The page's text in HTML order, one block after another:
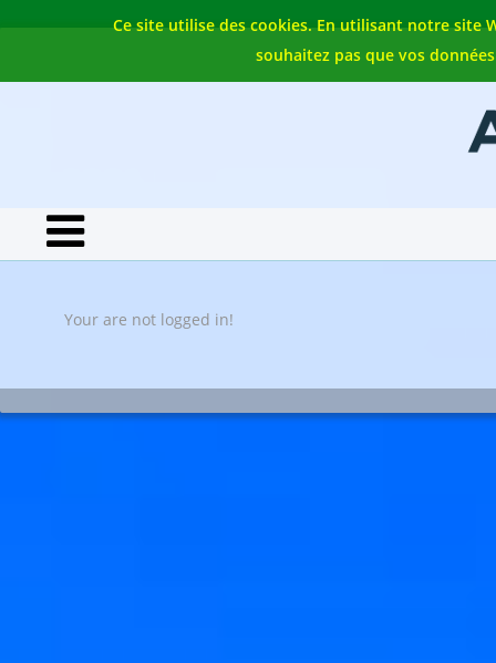
Ce site utilise des cookies. En utilisant notre site
souhaitez pas que vos
Your are not logged in!